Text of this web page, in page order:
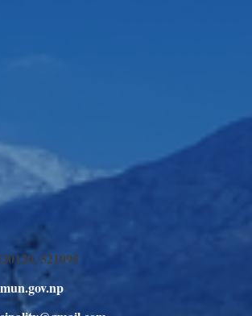
521095